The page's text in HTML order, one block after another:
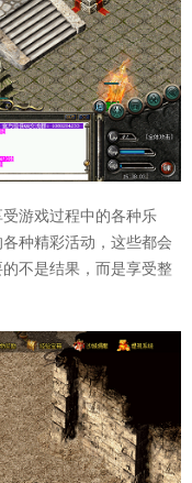
游戏过程中的各种乐
种精彩活动，这些都会
不是结果，而是享受整